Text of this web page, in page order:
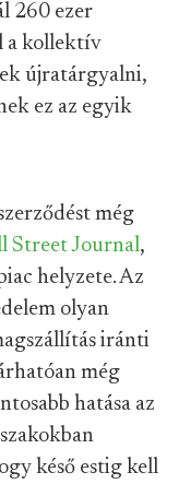
260 ezer
a kollektív
újratárgyalni,
ez az egyik
még
Street Journal,
helyzete. Az
olyan
iránti
még
hatása az
késő estig kell